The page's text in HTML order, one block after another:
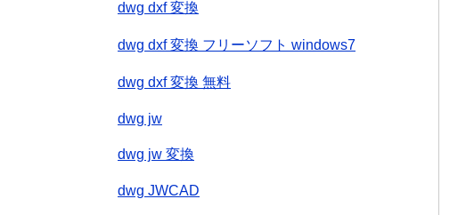
dwg dxf 変換
dwg dxf 変換 フリーソフト windows7
dwg dxf 変換 無料
dwg jw
dwg jw 変換
dwg JWCAD